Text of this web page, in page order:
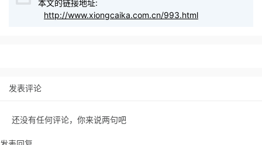
本文的链接地址:
http://www.xiongcaika.com.cn/993.html
发表评论
还没有任何评论，你来说两句吧